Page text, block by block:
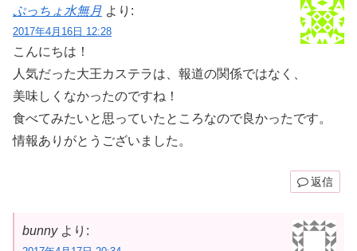
ぷっちょ水無月 より:
2017年4月16日 12:28
こんにちは！
人気だった大王カステラは、報道の関係ではなく、
美味しくなかったのですね！
食べてみたいと思っていたところなので良かったです。
情報ありがとうございました。
返信
bunny より: